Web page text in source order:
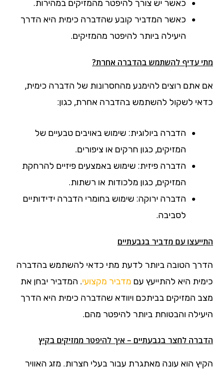
כאשר יש צורך להיפטר מהמזיקים במהירות.
כאשר המדביר קובע שהדברה כימית היא הדרך
היעילה ביותר להיפטר מהמזיקים.
מתי עדיף להשתמש בהדברה אחרת?
אם אתם רוצים להימנע מהחסרונות של הדברה כימית,
כדאי לשקול להשתמש בהדברה אחרת, כגון:
הדברה ביולוגית: שימוש באויבים טבעיים של
המזיקים, כגון חרקים או ציפורים.
הדברה פיזית: שימוש באמצעים פיזיים להרחקת
המזיקים, כגון מלכודות או רשתות.
הדברה ירוקה: שימוש בחומרי הדברה ידידותיים
לסביבה.
התייעצו עם מדביר בגבעתיים
הדרך הטובה ביותר לדעת מתי כדאי להשתמש בהדברה
כימית היא להתייעץ עם מדביר מקצועי. המדביר יבחן את
מצב המזיקים בביתכם ויוודא שהדברה כימית היא הדרך
היעילה והבטוחת ביותר להיפטר מהם.
הדברה לחצר בגבעתיים – איך להיפטר ממזיקים בקיץ
הקיץ הוא עונה מאתגרת עבור בעלי חצרות. מזג האוויר